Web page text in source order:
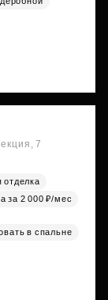
7
отделка
за 2 000 ₽/мес
в спальне